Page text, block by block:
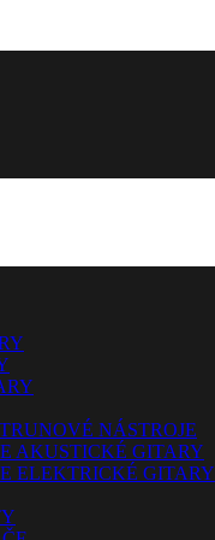
NÁSTROJE
AKUSTICKÉ GITARY
ELEKTRICKÉ GITARY